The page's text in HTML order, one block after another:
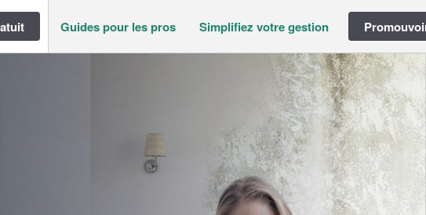
Guides pour les pros Simplifiez votre gestion